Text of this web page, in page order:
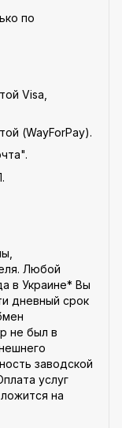
по
Visa,
(WayForPay).
Любой
в Украине* Вы
дневный срок
не был в
заводской
услуг
на